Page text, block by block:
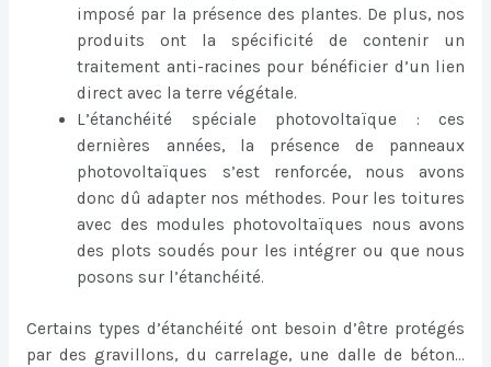
imposé par la présence des plantes. De plus, nos
produits ont la spécificité de contenir un
traitement anti-racines pour bénéficier d’un lien
direct avec la terre végétale.
L’étanchéité spéciale photovoltaïque : ces
dernières années, la présence de panneaux
photovoltaïques s’est renforcée, nous avons
donc dû adapter nos méthodes. Pour les toitures
avec des modules photovoltaïques nous avons
des plots soudés pour les intégrer ou que nous
posons sur l’étanchéité.
Certains types d’étanchéité ont besoin d’être protégés
par des gravillons, du carrelage, une dalle de béton…